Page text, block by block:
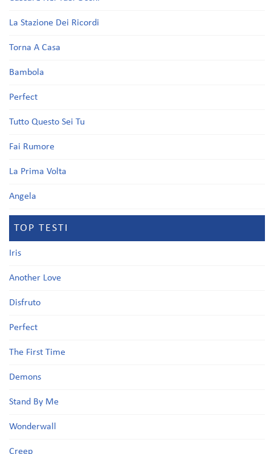
La Stazione Dei Ricordi
Torna A Casa
Bambola
Perfect
Tutto Questo Sei Tu
Fai Rumore
La Prima Volta
Angela
TOP TESTI
Iris
Another Love
Disfruto
Perfect
The First Time
Demons
Stand By Me
Wonderwall
Creep